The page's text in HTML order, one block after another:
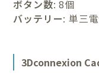
ボタン数: 8個
バッテリー: 単三
3Dconnexion